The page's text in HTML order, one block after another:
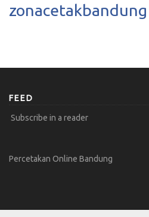
zonacetakbandung
FEED
Subscribe in a reader
Percetakan Online Bandung